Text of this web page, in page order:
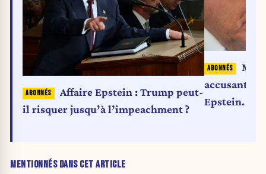
MENTIONNÉS DANS CET ARTICLE
Affaire Epstein : Trump peut-
il risquer jusqu’à l’impeachment ?
accusant
Epstein.